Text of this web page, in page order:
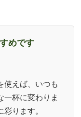
めです
使えば、いつも
一杯に変わりま
彩ります。